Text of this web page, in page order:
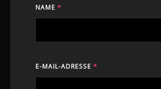
NAME *
E-MAIL-ADRESSE *